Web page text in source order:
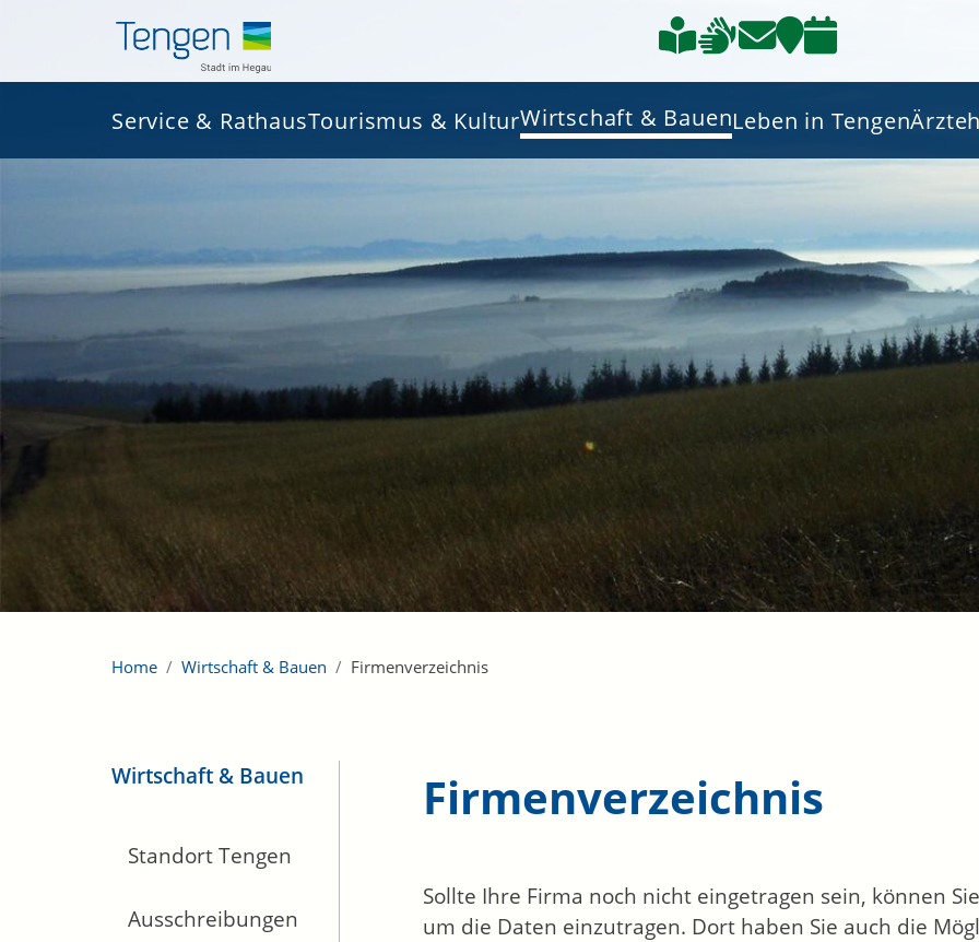
Service & RathausTourismus & KulturWirtschaft & BauenLeben in Tengen
Home Wirtschaft & Bauen Firmenverzeichnis
Wirtschaft & Bauen
Standort Tengen
Ausschreibungen
Firmenverzeichnis
Sollte Ihre Firma noch nicht eingetragen sein, können
um die Daten einzutragen. Dort haben Sie auch die